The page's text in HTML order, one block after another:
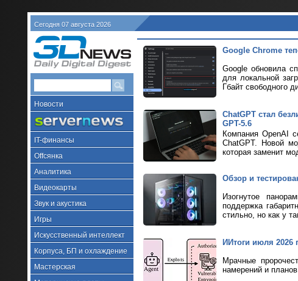
Сегодня 07 августа 2026
Новости
IT-финансы
Offсянка
Аналитика
Видеокарты
Звук и акустика
Игры
Искусственный интеллект
Корпуса, БП и охлаждение
Мастерская
Google Chrome
Google обновила
для локальной
Гбайт свободного
ChatGPT стал
GPT-5.6
Компания OpenAI
ChatGPT. Новой
которая заменит
Обзор и
Изогнутое
поддержка
стильно, но как у
ИИтоги июля 2026
Мрачные
намерений и